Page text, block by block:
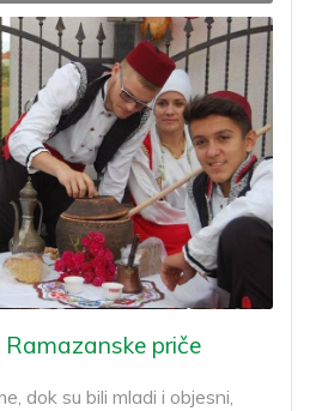
priče
dok su bili mladi i objesni,